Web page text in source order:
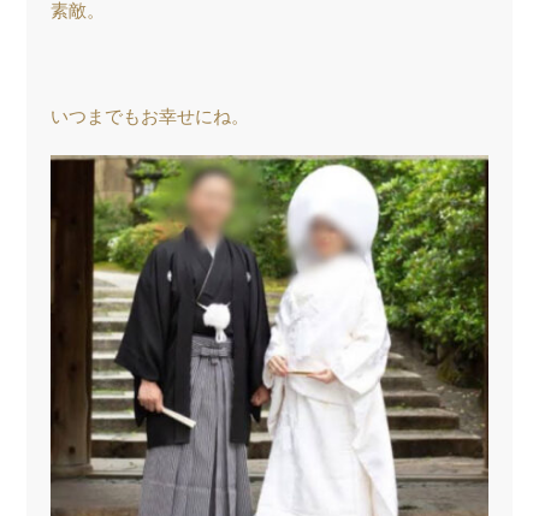
素敵。
いつまでもお幸せにね。